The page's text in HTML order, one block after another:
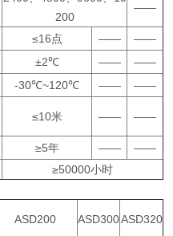
200
——
≤16点 ——
——
±2℃ ——
——
-30℃~120℃ ——
——
≤10米 —— ——
≥5年 ——
——
≥50000小时
ASD200 ASD300ASD320